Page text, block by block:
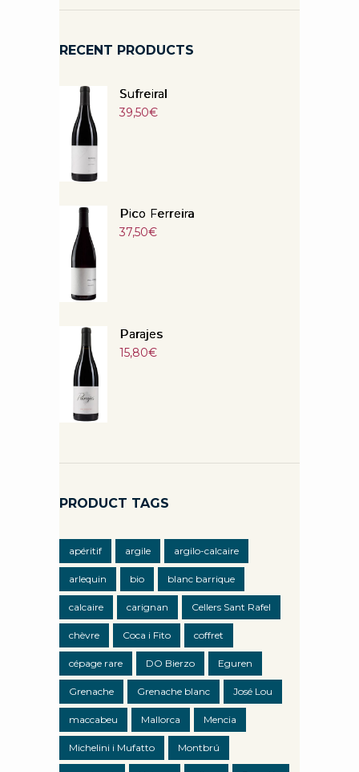
RECENT PRODUCTS
Sufreiral
39,50€
Pico Ferreira
37,50€
Parajes
15,80€
PRODUCT TAGS
apéritif argile argilo-calcaire
arlequin bio blanc barrique
calcaire carignan Cellers Sant Rafel
chèvre Coca i Fito coffret
cépage rare DO Bierzo Eguren
Grenache Grenache blanc José Lou
maccabeu Mallorca Mencia
Michelini i Mufatto Montbrú